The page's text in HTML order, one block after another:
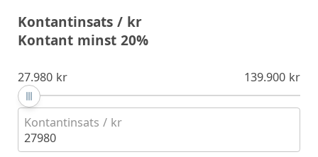
Kontantinsats / kr
Kontant minst 20%
27.980 kr 139.900 kr
Kontantinsats / kr
27980